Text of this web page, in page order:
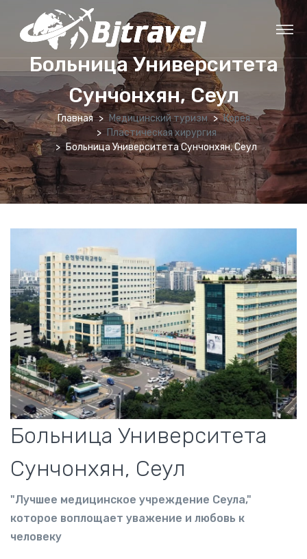
Больница Университета
Сунчонхян, Сеул
Главная Медицинский туризм
Корея
Пластическая хирургия
Больница Университета Сунчонхян, Сеул
Больница Университета
Сунчонхян, Сеул
"Лучшее медицинское учреждение Сеула,"
которое воплощает уважение и любовь к
человеку